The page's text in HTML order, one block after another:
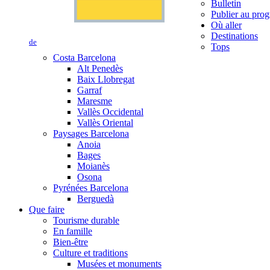
de
Bulletin
Publier au
Où aller
Destinations
Tops
Costa Barcelona
Alt Penedès
Baix Llobregat
Garraf
Maresme
Vallès Occidental
Vallès Oriental
Paysages Barcelona
Anoia
Bages
Moianès
Osona
Pyrénées Barcelona
Berguedà
Que faire
Tourisme durable
En famille
Bien-être
Culture et traditions
Musées et monuments